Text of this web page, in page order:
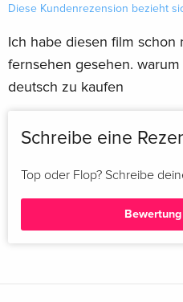
Diese Kundenrezension bezieht
Ich habe diesen film schon
fernsehen gesehen.
deutsch zu kaufen
Schreibe eine
Top oder Flop? Schreibe